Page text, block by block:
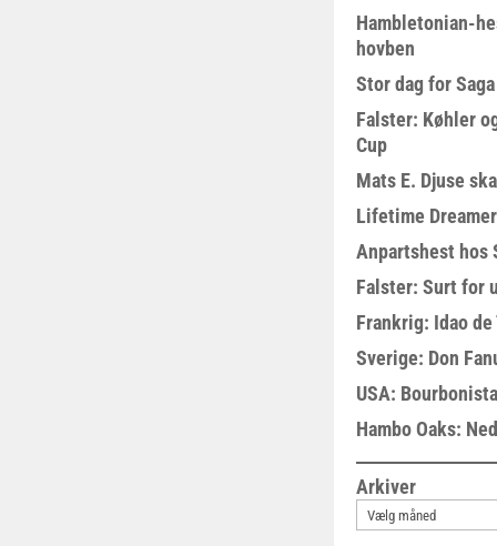
Hambletonian-
hovben
Stor dag for
Falster: Køhler
Cup
Mats E. Djuse
Lifetime
Anpartshest hos
Falster: Surt for
Frankrig: Idao
Sverige: Don
USA:
Hambo Oaks:
Arkiver